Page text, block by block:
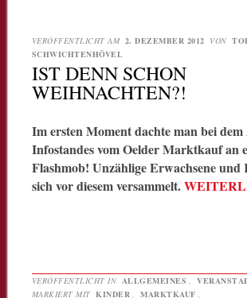
VERÖFFENTLICHT AM 2. DEZEMBER 2012 VON
SCHWICHTENHÖVEL
IST DENN SCHON
WEIHNACHTEN?!
Im ersten Moment dachte man bei
Infostandes vom Oelder Marktkauf an
Flashmob! Unzählige Erwachsene
sich vor diesem versammelt.
VERÖFFENTLICHT IN ALLGEMEINES ,
MARKIERT MIT KINDER , MARKTKAUF ,